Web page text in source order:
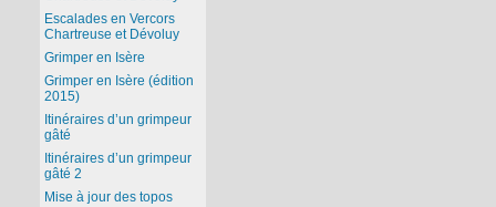
Escalades en Vercors
Chartreuse et Dévoluy
Grimper en Isère
Grimper en Isère (édition
2015)
Itinéraires d’un grimpeur
gâté
Itinéraires d’un grimpeur
gâté 2
Mise à jour des topos